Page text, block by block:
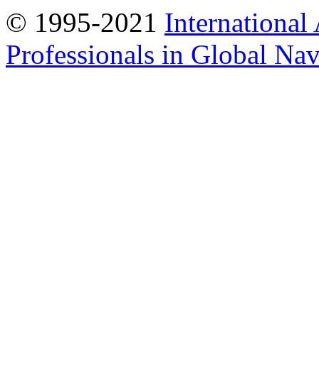
© 1995-2021 International
Professionals in Global